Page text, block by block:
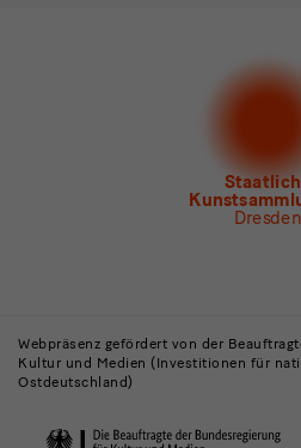
Museum für
Dresden
Museen
und
Institutionen
Webpräsenz gefördert von der
Kultur und Medien (Investitionen für
Ostdeutschland)